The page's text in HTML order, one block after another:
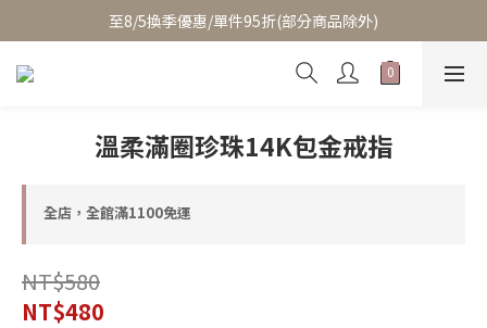
至8/5換季優惠/單件95折(部分商品除外)
至8/5換季優惠/單件95折(部分商品除外)
累積消費滿$3800即成為VIP/天天享95折優惠(可疊加折扣)
溫柔滿圈珍珠14K包金戒指
全店，全館滿1100免運
NT$580
NT$480